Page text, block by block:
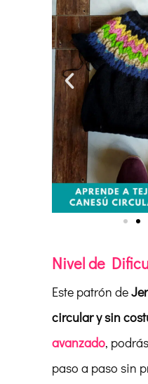
Nivel de
Este patrón de
circular y sin
avanzado,
paso a paso sin